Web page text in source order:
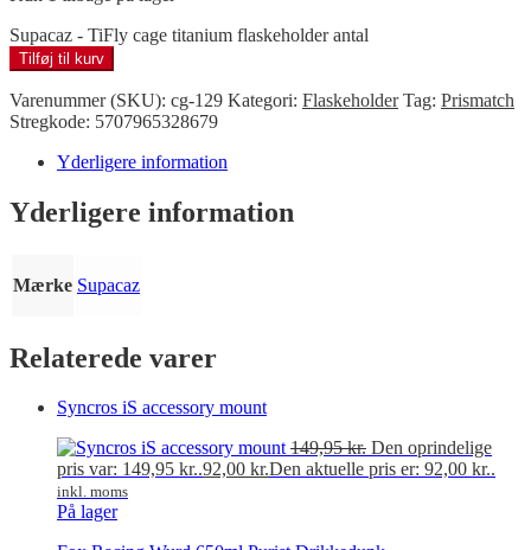
Supacaz - TiFly cage titanium flaskeholder antal
Tilføj til kurv
Varenummer (SKU): cg-129 Kategori: Flaskeholder Tag: Prismatch
Stregkode: 5707965328679
Yderligere information
Yderligere information
Mærke Supacaz
Relaterede varer
Syncros iS accessory mount
149,95kr. Den oprindelige
pris var: 149,95 kr..92,00 kr.Den aktuelle pris er: 92,00 kr..
inkl. moms
På lager